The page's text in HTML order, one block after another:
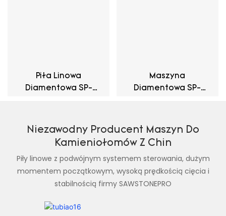
Piła Linowa
Diamentowa SP-
Maszyna
Diamentowa SP-
Niezawodny Producent Maszyn Do
Kamieniołomów Z Chin
Piły linowe z podwójnym systemem sterowania, dużym
momentem początkowym, wysoką prędkością cięcia i
stabilnością firmy SAWSTONEPRO